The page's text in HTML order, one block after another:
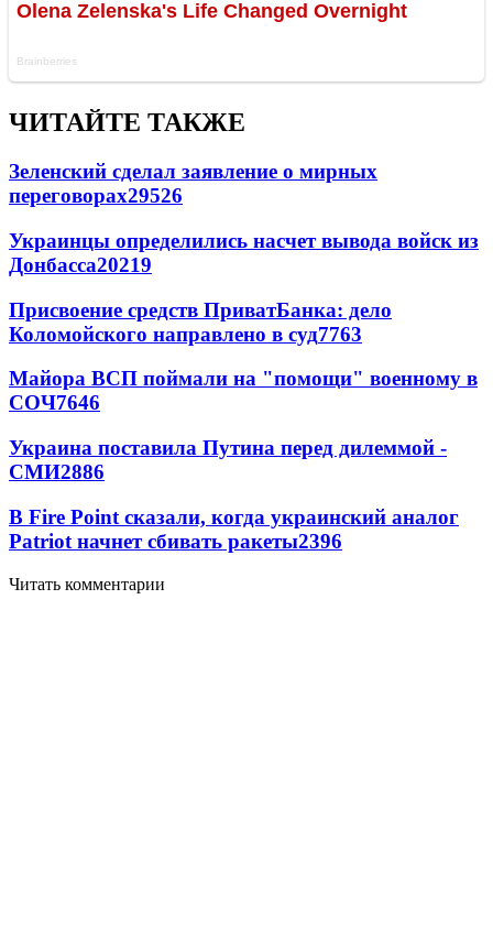
ЧИТАЙТЕ ТАКЖЕ
Зеленский сделал заявление о мирных
переговорах29526
Украинцы определились насчет вывода войск из
Донбасса20219
Присвоение средств ПриватБанка: дело
Коломойского направлено в суд7763
Майора ВСП поймали на "помощи" военному в
СОЧ7646
Украина поставила Путина перед дилеммой -
СМИ2886
В Fire Point сказали, когда украинский аналог
Patriot начнет сбивать ракеты2396
Читать комментарии